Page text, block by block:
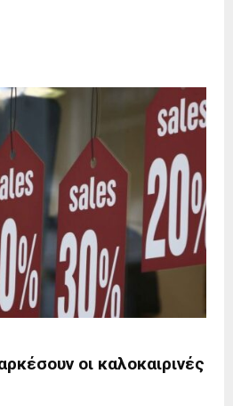
οι καλοκαιρινές